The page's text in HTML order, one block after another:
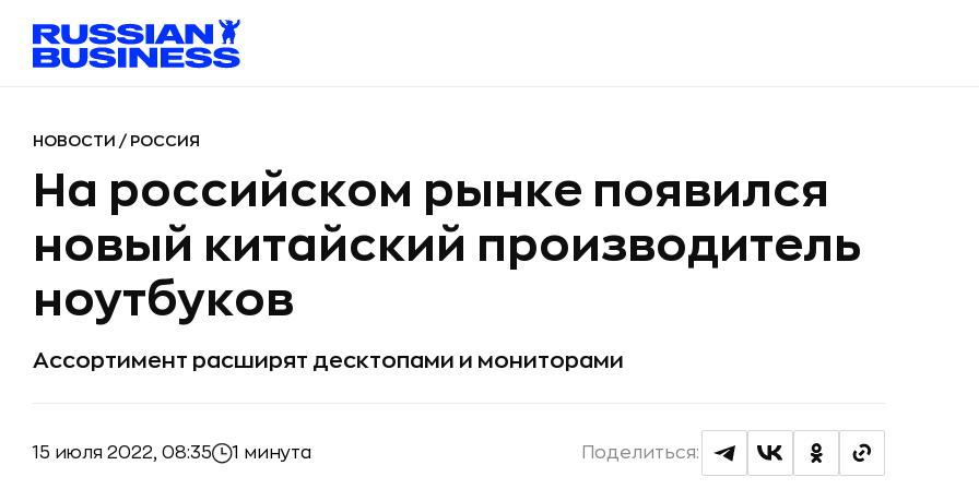
НОВОСТИ / РОССИЯ
На российском рынке появился
новый китайский производитель
ноутбуков
Ассортимент расширят десктопами и мониторами
15 июля 2022, 08:35 1 минута Поделиться: